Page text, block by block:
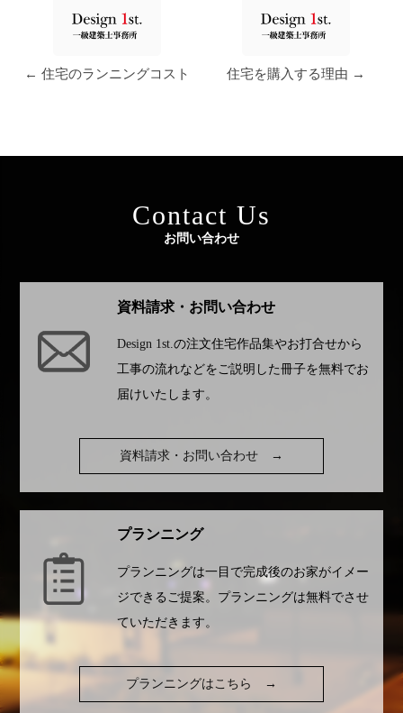
← 住宅のランニングコスト 住宅を購入する理由 →
Contact Us
お問い合わせ
資料請求・お問い合わせ
Design 1st.の注文住宅作品集やお打合せから
工事の流れなどをご説明した冊子を無料でお
届けいたします。
資料請求・お問い合わせ →
プランニング
プランニングは一目で完成後のお家がイメー
ジできるご提案。プランニングは無料でさせ
ていただきます。
プランニングはこちら →